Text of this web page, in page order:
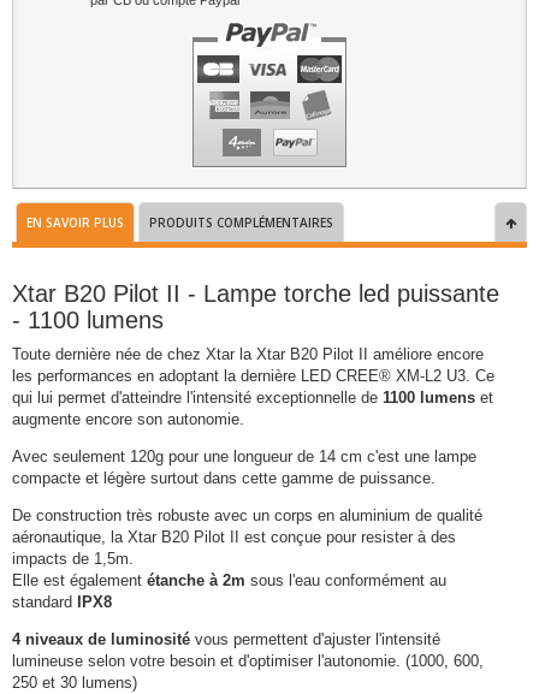
EN SAVOIR PLUS PRODUITS COMPLÉMENTAIRES
Xtar B20 Pilot II - Lampe torche led puissante
- 1100 lumens
Toute dernière née de chez Xtar la Xtar B20 Pilot II améliore encore
les performances en adoptant la dernière LED CREE® XM-L2 U3. Ce
qui lui permet d'atteindre l'intensité exceptionnelle de 1100 lumens et
augmente encore son autonomie.
Avec seulement 120g pour une longueur de 14 cm c'est une lampe
compacte et légère surtout dans cette gamme de puissance.
De construction très robuste avec un corps en aluminium de qualité
aéronautique, la Xtar B20 Pilot II est conçue pour resister à des
impacts de 1,5m.
Elle est également étanche à 2m sous l'eau conformément au
standard
IPX8
4 niveaux de luminosité vous permettent d'ajuster l'intensité
lumineuse selon votre besoin et d'optimiser l'autonomie. (1000, 600,
250 et 30 lumens)